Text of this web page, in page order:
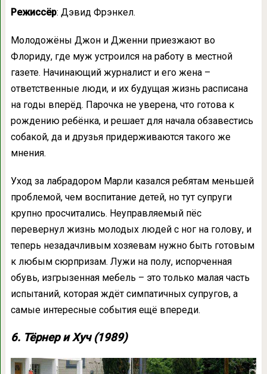
Режиссёр: Дэвид Фрэнкел.
Молодожёны Джон и Дженни приезжают во
Флориду, где муж устроился на работу в местной
газете. Начинающий журналист и его жена –
ответственные люди, и их будущая жизнь расписана
на годы вперёд. Парочка не уверена, что готова к
рождению ребёнка, и решает для начала обзавестись
собакой, да и друзья придерживаются такого же
мнения.
Уход за лабрадором Марли казался ребятам меньшей
проблемой, чем воспитание детей, но тут супруги
крупно просчитались. Неуправляемый пёс
перевернул жизнь молодых людей с ног на голову, и
теперь незадачливым хозяевам нужно быть готовым
к любым сюрпризам. Лужи на полу, испорченная
обувь, изгрызенная мебель – это только малая часть
испытаний, которая ждёт симпатичных супругов, а
самые интересные события ещё впереди.
6. Тёрнер и Хуч (1989)